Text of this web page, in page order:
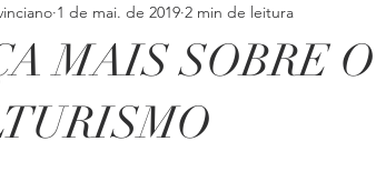
MAIS SOBRE O
1 de mai. de 2019 2 min de leitura